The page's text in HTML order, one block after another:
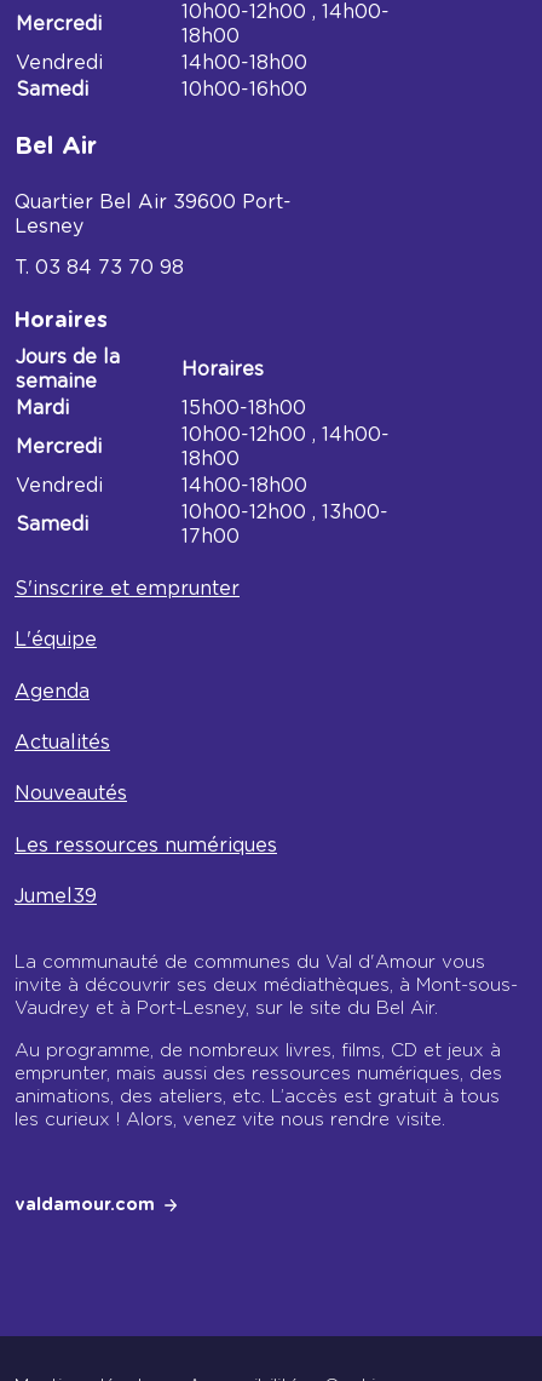
de
Mont-
sous-
Mercredi
10h00-12h00 , 14h00-
18h00
Vendredi
14h00-18h00
Samedi
10h00-16h00
Bel Air
Quartier Bel Air 39600 Port-
Lesney
03 84 73 70 98
Horaires
Horaires
du
Bel
Jours de la
semaine
Horaires
Mardi
15h00-18h00
Mercredi
10h00-12h00 , 14h00-
18h00
Vendredi
14h00-18h00
Samedi
10h00-12h00 , 13h00-
17h00
S'inscrire et emprunter
L'équipe
Agenda
Actualités
Nouveautés
Les ressources numériques
Jumel39
La communauté de communes du Val d'Amour vous
invite à découvrir ses deux médiathèques, à Mont-sous-
Vaudrey et à Port-Lesney, sur le site du Bel Air.
Au programme, de nombreux livres, films, CD et jeux à
emprunter, mais aussi des ressources numériques, des
animations, des ateliers, etc. L’accès est gratuit à tous
les curieux ! Alors, venez vite nous rendre visite.
valdamour.com